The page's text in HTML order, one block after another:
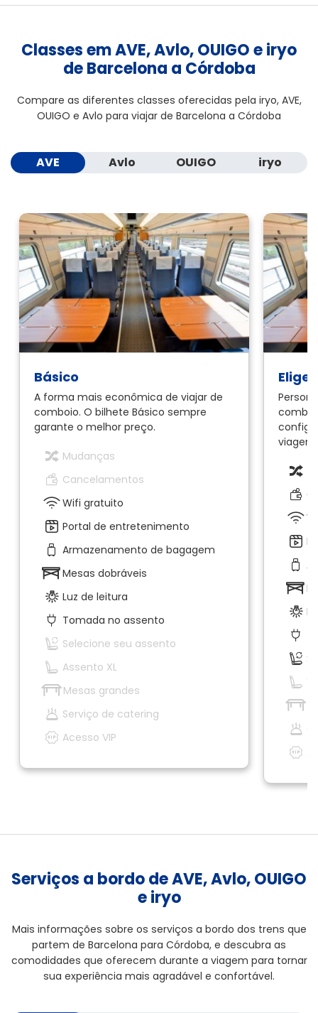
Classes em AVE, Avlo, OUIGO e iryo
de Barcelona a Córdoba
Compare as diferentes classes oferecidas pela iryo, AVE,
OUIGO e Avlo para viajar de Barcelona a Córdoba
AVE Avlo OUIGO iryo
Básico
A forma mais econômica de viajar de
comboio. O bilhete Básico sempre
garante o melhor preço.
Mudanças
Cancelamentos
Wifi gratuito
Portal de entretenimento
Armazenamento de bagagem
Mesas dobráveis
Luz de leitura
Tomada no assento
Selecione seu assento
Assento XL
Mesas grandes
Serviço de catering
Acesso VIP
Elige
viagem.
Serviços a bordo de AVE, Avlo, OUIGO
e iryo
Mais informações sobre os serviços a bordo dos trens que
partem de Barcelona para Córdoba, e descubra as
comodidades que oferecem durante a viagem para tornar
sua experiência mais agradável e confortável.